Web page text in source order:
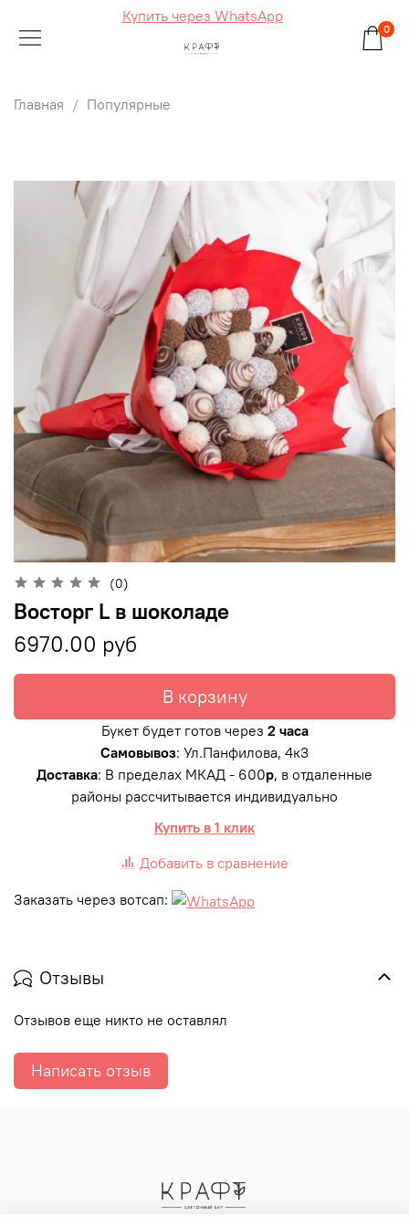
Купить через WhatsApp
0
Главная Популярные
(0)
Восторг L в шоколаде
6970.00 руб
В корзину
Букет будет готов через 2 часа
Самовывоз: Ул.Панфилова, 4к3
Доставка: В пределах МКАД - 600р, в отдаленные
районы рассчитывается индивидуально
Купить в 1 клик
Добавить в сравнение
Заказать через вотсап:
Отзывы
Отзывов еще никто не оставлял
Написать отзыв